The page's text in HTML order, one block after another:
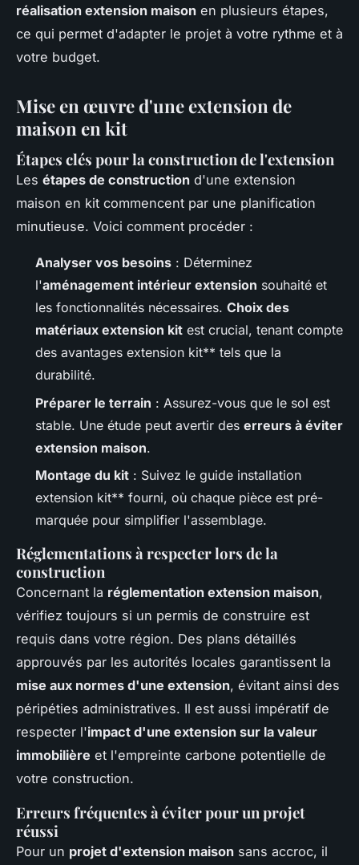
réalisation extension maison en plusieurs étapes,
ce qui permet d'adapter le projet à votre rythme et à
votre budget.
Mise en œuvre d'une extension de
maison en kit
Étapes clés pour la construction de l'extension
Les étapes de construction d'une extension
maison en kit commencent par une planification
minutieuse. Voici comment procéder :
Analyser vos besoins : Déterminez
l'aménagement intérieur extension souhaité et
les fonctionnalités nécessaires. Choix des
matériaux extension kit est crucial, tenant compte
des avantages extension kit** tels que la
durabilité.
Préparer le terrain : Assurez-vous que le sol est
stable. Une étude peut avertir des erreurs à éviter
extension maison.
Montage du kit : Suivez le guide installation
extension kit** fourni, où chaque pièce est pré-
marquée pour simplifier l'assemblage.
Réglementations à respecter lors de la
construction
Concernant la réglementation extension maison,
vérifiez toujours si un permis de construire est
requis dans votre région. Des plans détaillés
approuvés par les autorités locales garantissent la
mise aux normes d'une extension, évitant ainsi des
péripéties administratives. Il est aussi impératif de
respecter l'impact d'une extension sur la valeur
immobilière et l'empreinte carbone potentielle de
votre construction.
Erreurs fréquentes à éviter pour un projet
réussi
Pour un projet d'extension maison sans accroc, il